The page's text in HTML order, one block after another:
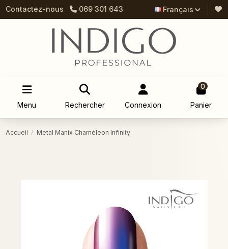
Contactez-nous 069 301 643 Français
Menu Rechercher Connexion
0
Panier
Accueil Metal Manix Chaméleon Infinity